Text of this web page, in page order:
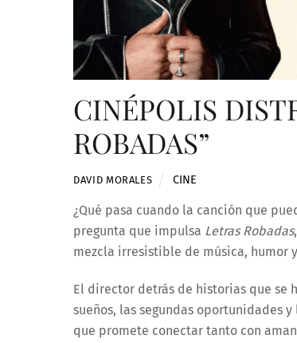
CINÉPOLIS
ROBADAS”
DAVID MORALES CINE
¿Qué pasa cuando la canción que
pregunta que impulsa Letras Robadas
mezcla irresistible de música, humor
El director detrás de historias que se
sueños, las segundas oportunidades
que promete conectar tanto con